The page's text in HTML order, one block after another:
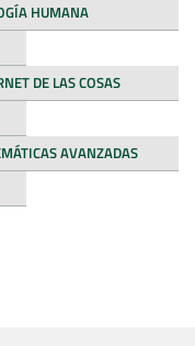
HUMANA
DE LAS COSAS
AVANZADAS